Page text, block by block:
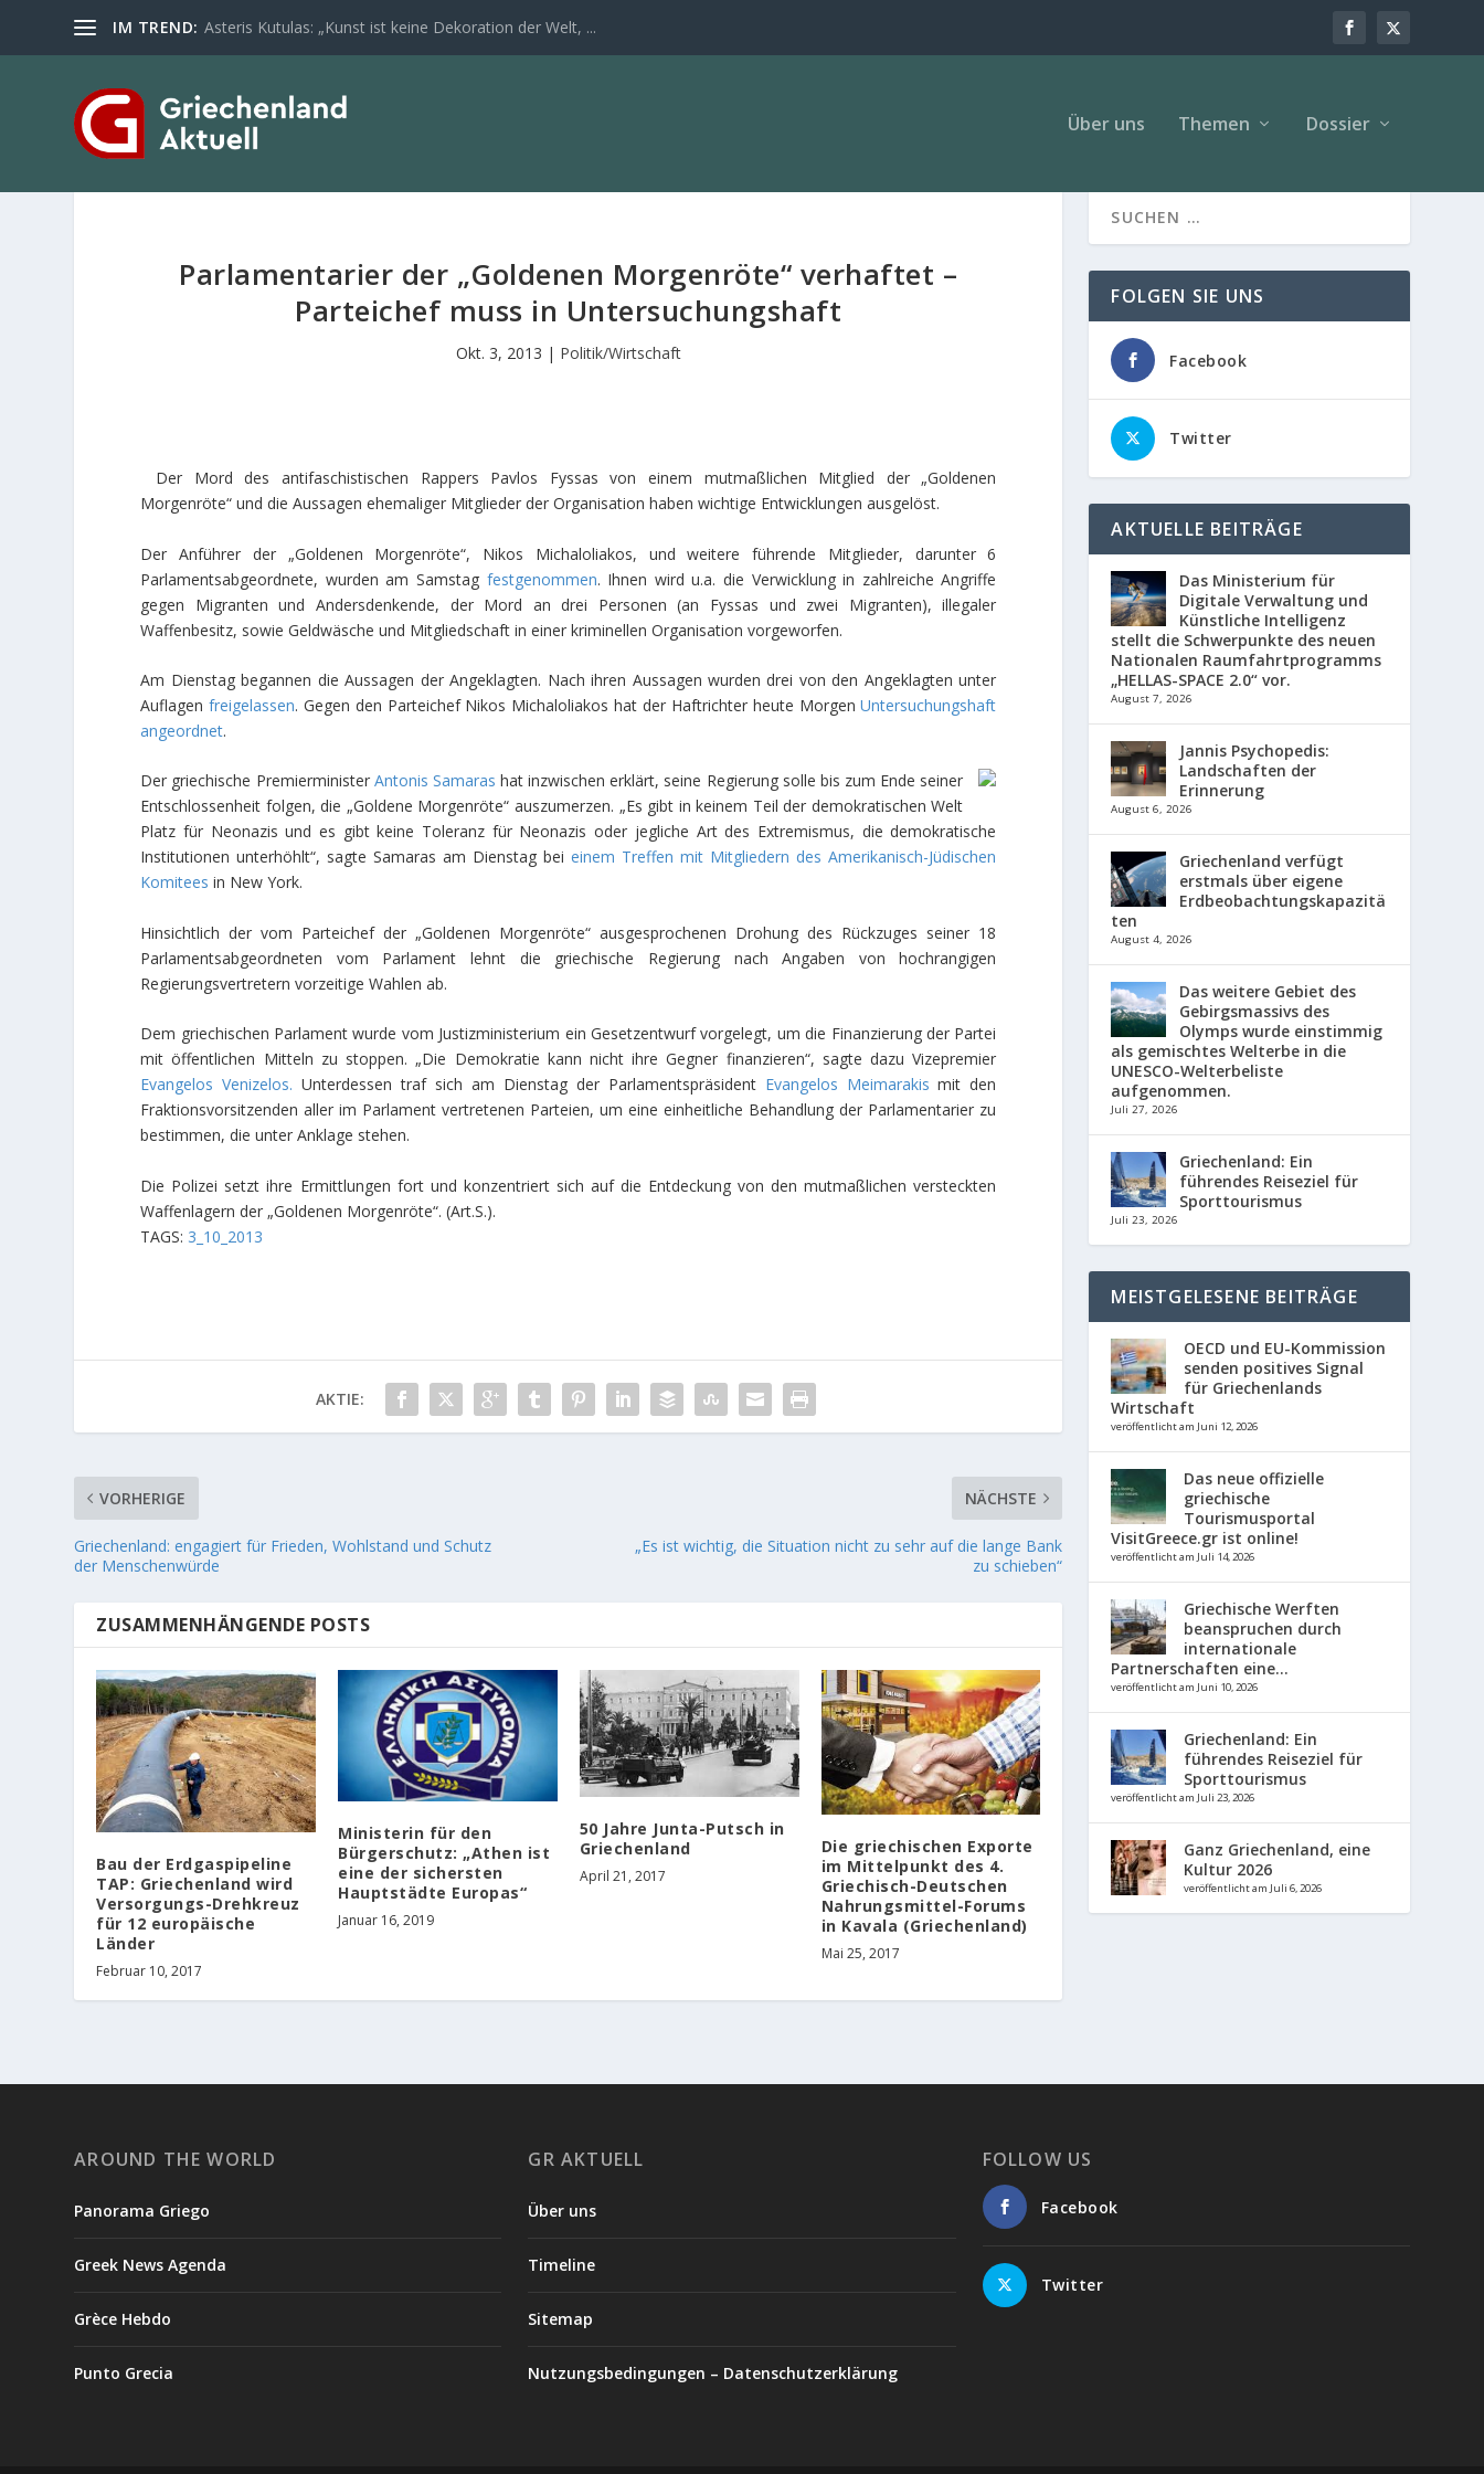
IM TREND: Asteris Kutulas: „Kunst ist keine Dekoration der Welt, ...
Über uns Themen Dossier
Parlamentarier der „Goldenen Morgenröte“ verhaftet –
Parteichef muss in Untersuchungshaft
Okt. 3, 2013 | Politik/Wirtschaft
Der Mord des antifaschistischen Rappers Pavlos Fyssas von einem mutmaßlichen Mitglied der „Goldenen
Morgenröte“ und die Aussagen ehemaliger Mitglieder der Organisation haben wichtige Entwicklungen ausgelöst.
Der Anführer der „Goldenen Morgenröte“, Nikos Michaloliakos, und weitere führende Mitglieder, darunter 6
Parlamentsabgeordnete, wurden am Samstag festgenommen. Ihnen wird u.a. die Verwicklung in zahlreiche Angriffe
gegen Migranten und Andersdenkende, der Mord an drei Personen (an Fyssas und zwei Migranten), illegaler
Waffenbesitz, sowie Geldwäsche und Mitgliedschaft in einer kriminellen Organisation vorgeworfen.
Am Dienstag begannen die Aussagen der Angeklagten. Nach ihren Aussagen wurden drei von den Angeklagten unter
Auflagenfreigelassen. Gegen den Parteichef Nikos Michaloliakos hat der Haftrichter heute MorgenUntersuchungshaft
angeordnet.
Der griechische Premierminister Antonis Samaras hat inzwischen erklärt, seine Regierung solle bis zum Ende seiner
Entschlossenheit folgen, die „Goldene Morgenröte“ auszumerzen. „Es gibt in keinem Teil der demokratischen Welt
Platz für Neonazis und es gibt keine Toleranz für Neonazis oder jegliche Art des Extremismus, die demokratische
Institutionen unterhöhlt“, sagte Samaras am Dienstag beieinem Treffen mit Mitgliedern des Amerikanisch-Jüdischen
Komitees in New York.
Hinsichtlich der vom Parteichef der „Goldenen Morgenröte“ ausgesprochenen Drohung des Rückzuges seiner 18
Parlamentsabgeordneten vom Parlament lehnt die griechische Regierung nach Angaben von hochrangigen
Regierungsvertretern vorzeitige Wahlen ab.
Dem griechischen Parlament wurde vom Justizministerium ein Gesetzentwurf vorgelegt, um die Finanzierung der Partei
mit öffentlichen Mitteln zu stoppen. „Die Demokratie kann nicht ihre Gegner finanzieren“, sagte dazu Vizepremier
Evangelos Venizelos.Unterdessen traf sich am Dienstag der Parlamentspräsident Evangelos Meimarakismit den
Fraktionsvorsitzenden aller im Parlament vertretenen Parteien, um eine einheitliche Behandlung der Parlamentarier zu
bestimmen, die unter Anklage stehen.
Die Polizei setzt ihre Ermittlungen fort und konzentriert sich auf die Entdeckung von den mutmaßlichen versteckten
Waffenlagern der „Goldenen Morgenröte“. (Art.S.).
TAGS: 3_10_2013
AKTIE:
VORHERIGE
Griechenland: engagiert für Frieden, Wohlstand und Schutz
der Menschenwürde
NÄCHSTE
„Es ist wichtig, die Situation nicht zu sehr auf die lange Bank
zu schieben“
ZUSAMMENHÄNGENDE POSTS
Bau der Erdgaspipeline
TAP: Griechenland wird
Versorgungs-Drehkreuz
für 12 europäische
Länder
Februar 10, 2017
Ministerin für den
Bürgerschutz: „Athen ist
eine der sichersten
Hauptstädte Europas“
Januar 16, 2019
50 Jahre Junta-Putsch in
Griechenland
April 21, 2017
Die griechischen Exporte
im Mittelpunkt des 4.
Griechisch-Deutschen
Nahrungsmittel-Forums
in Kavala (Griechenland)
Mai 25, 2017
FOLGEN SIE UNS
Facebook
Twitter
AKTUELLE BEITRÄGE
Das Ministerium für
Digitale Verwaltung und
Künstliche Intelligenz
stellt die Schwerpunkte des neuen
Nationalen Raumfahrtprogramms
„HELLAS-SPACE 2.0“ vor.
August 7, 2026
Jannis Psychopedis:
Landschaften der
Erinnerung
August 6, 2026
Griechenland verfügt
erstmals über eigene
Erdbeobachtungskapazitä
ten
August 4, 2026
Das weitere Gebiet des
Gebirgsmassivs des
Olymps wurde einstimmig
als gemischtes Welterbe in die
UNESCO-Welterbeliste
aufgenommen.
Juli 27, 2026
Griechenland: Ein
führendes Reiseziel für
Sporttourismus
Juli 23, 2026
MEISTGELESENE BEITRÄGE
OECD und EU-Kommission
senden positives Signal
für Griechenlands
Wirtschaft
veröffentlicht am Juni 12, 2026
Das neue offizielle
griechische
Tourismusportal
VisitGreece.gr ist online!
veröffentlicht am Juli 14, 2026
Griechische Werften
beanspruchen durch
internationale
Partnerschaften eine...
veröffentlicht am Juni 10, 2026
Griechenland: Ein
führendes Reiseziel für
Sporttourismus
veröffentlicht am Juli 23, 2026
Ganz Griechenland, eine
Kultur 2026
veröffentlicht am Juli 6, 2026
AROUND THE WORLD
Panorama Griego
Greek News Agenda
Grèce Hebdo
Punto Grecia
GR AKTUELL
Über uns
Timeline
Sitemap
Nutzungsbedingungen – Datenschutzerklärung
FOLLOW US
Facebook
Twitter